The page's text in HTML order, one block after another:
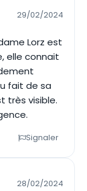
29/02/2024
Lorz est
elle connait
fait de sa
très visible.
Signaler
28/02/2024